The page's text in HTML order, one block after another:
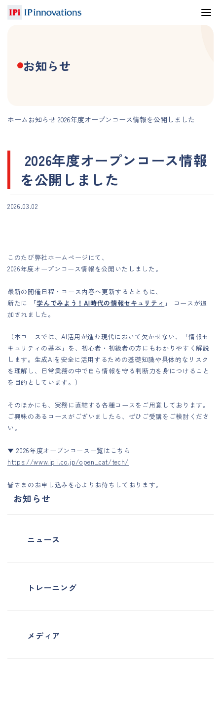
お知らせ
ホーム お知らせ 2026年度オープンコース情報を公開しました
お知らせ
ニュース
トレーニング
メディア
2026年度オープンコース情報
を公開しました
2026.03.02
このたび弊社ホームページにて、
2026年度オープンコース情報を公開いたしました。
最新の開催日程・コース内容へ更新するとともに、
新たに 「学んでみよう！AI時代の情報セキュリティ 」 コースが追
加されました。
（本コースでは、AI活用が進む現代において欠かせない、「情報セ
キュリティの基本」を、初心者・初級者の方にもわかりやすく解説
します。生成AIを安全に活用するための基礎知識や具体的なリスク
を理解し、日常業務の中で自ら情報を守る判断力を身につけること
を目的としています。）
そのほかにも、実務に直結する各種コースをご用意しております。
ご興味のあるコースがございましたら、ぜひご受講をご検討くださ
い。
▼ 2026年度オープンコース一覧はこちら
https://www.ipii.co.jp/open_cat/tech/
皆さまのお申し込みを心よりお待ちしております。